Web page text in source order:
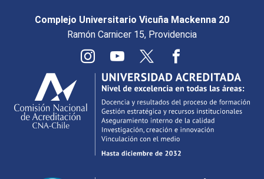
Complejo Universitario Vicuña Mackenna 20
Ramón Carnicer 15, Providencia